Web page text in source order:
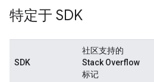
特定于 SDK
SDK
社区支持的
Stack Overflow
标记